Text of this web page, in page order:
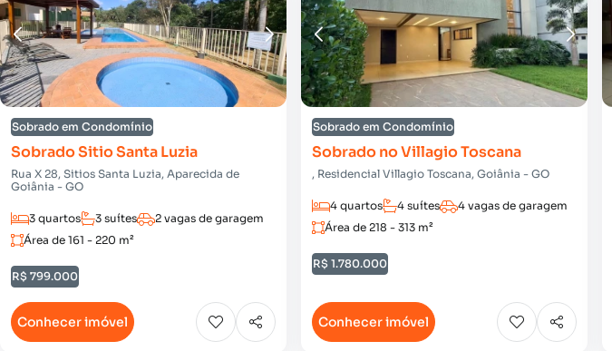
Sobrado em Condomínio
Sobrado Sitio Santa Luzia
Rua X 28, Sitios Santa Luzia, Aparecida de
Goiânia - GO
3 quartos 3 suítes
2 vagas de garagem
Área de 161 - 220 m²
R$ 799.000
Conhecer imóvel
Sobrado em Condomínio
Sobrado no Villagio Toscana
, Residencial Villagio Toscana, Goiânia - GO
4 quartos 4 suítes
4 vagas de garagem
Área de 218 - 313 m²
R$ 1.780.000
Conhecer imóvel